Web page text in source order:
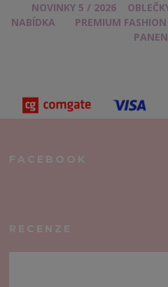
NOVINKY 5 / 2026
NABÍDKA
PREMIUM FASHION
FACEBOOK
RECENZE